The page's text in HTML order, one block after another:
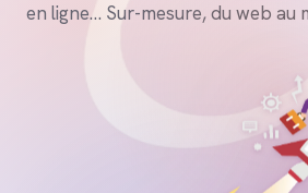
en ligne… Sur-mesure, du web au